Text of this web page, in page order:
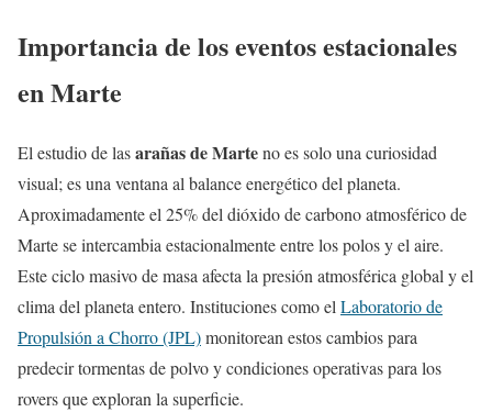
Importancia de los eventos estacionales
en Marte
El estudio de lasarañas de Marteno es solo una curiosidad
visual; es una ventana al balance energético del planeta.
Aproximadamente el 25% del dióxido de carbono atmosférico de
Marte se intercambia estacionalmente entre los polos y el aire.
Este ciclo masivo de masa afecta la presión atmosférica global y el
clima del planeta entero. Instituciones como el Laboratorio de
Propulsión a Chorro (JPL)monitorean estos cambios para
predecir tormentas de polvo y condiciones operativas para los
rovers que exploran la superficie.